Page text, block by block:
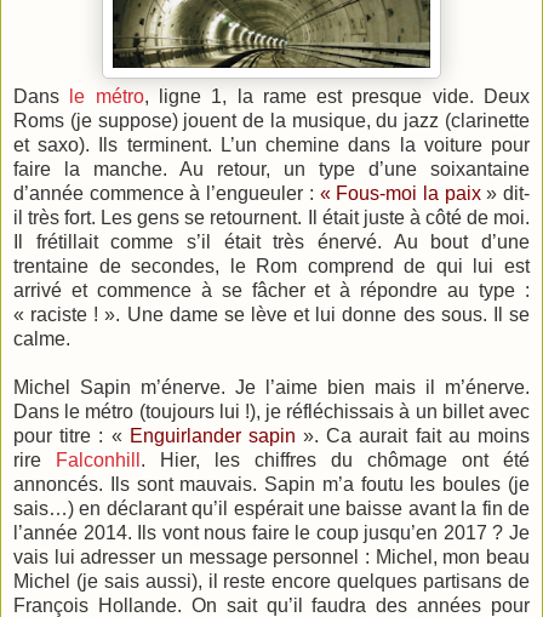
Dans le métro, ligne 1, la rame est presque vide. Deux
Roms (je suppose) jouent de la musique, du jazz (clarinette
et saxo). Ils terminent. L’un chemine dans la voiture pour
faire la manche. Au retour, un type d’une soixantaine
d’année commence à l’engueuler : « Fous-moi la paix» dit-
il très fort. Les gens se retournent. Il était juste à côté de moi.
Il frétillait comme s’il était très énervé. Au bout d’une
trentaine de secondes, le Rom comprend de qui lui est
arrivé et commence à se fâcher et à répondre au type :
« raciste ! ». Une dame se lève et lui donne des sous. Il se
calme.
Michel Sapin m’énerve. Je l’aime bien mais il m’énerve.
Dans le métro (toujours lui !), je réfléchissais à un billet avec
pour titre : « Enguirlander sapin ». Ca aurait fait au moins
rire
Falconhill . Hier, les chiffres du chômage ont été
annoncés. Ils sont mauvais. Sapin m’a foutu les boules (je
sais…) en déclarant qu’il espérait une baisse avant la fin de
l’année 2014. Ils vont nous faire le coup jusqu’en 2017 ? Je
vais lui adresser un message personnel : Michel, mon beau
Michel (je sais aussi), il reste encore quelques partisans de
François Hollande. On sait qu’il faudra des années pour